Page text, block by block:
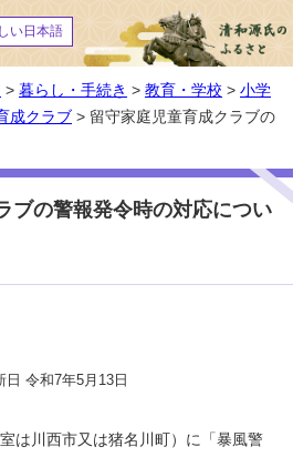
い日本語
> 暮らし・手続き > 教育・学校 > 小学
成クラブ > 留守家庭児童育成クラブの
ブの警報発令時の対応につい
令和7年5月13日
は川西市又は猪名川町）に「暴風警